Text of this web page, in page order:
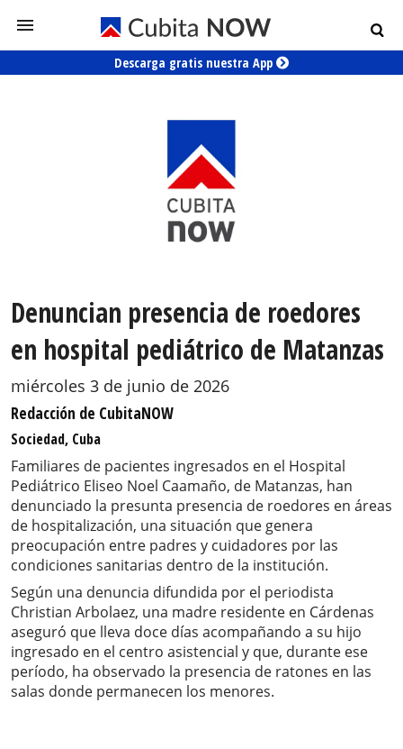
Descarga gratis nuestra App
Denuncian presencia de roedores
en hospital pediátrico de Matanzas
miércoles 3 de junio de 2026
Redacción de CubitaNOW
Sociedad, Cuba
Familiares de pacientes ingresados en el Hospital
Pediátrico Eliseo Noel Caamaño, de Matanzas, han
denunciado la presunta presencia de roedores en áreas
de hospitalización, una situación que genera
preocupación entre padres y cuidadores por las
condiciones sanitarias dentro de la institución.
Según una denuncia difundida por el periodista
Christian Arbolaez, una madre residente en Cárdenas
aseguró que lleva doce días acompañando a su hijo
ingresado en el centro asistencial y que, durante ese
período, ha observado la presencia de ratones en las
salas donde permanecen los menores.